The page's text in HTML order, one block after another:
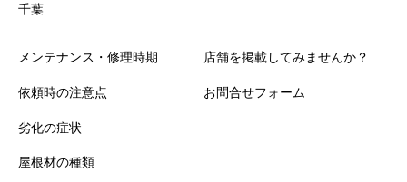
千葉
メンテナンス・修理時期
依頼時の注意点
劣化の症状
屋根材の種類
店舗を掲載してみませんか？
お問合せフォーム